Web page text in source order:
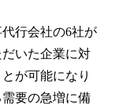
行会社の6社が
いた企業に対
が可能になり
要の急増に備